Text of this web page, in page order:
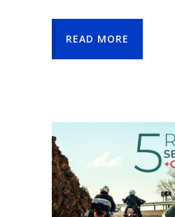
READ MORE